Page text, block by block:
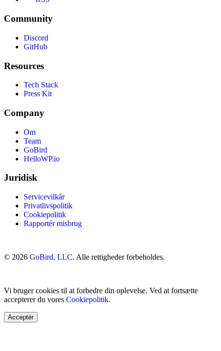
Community
Discord
GitHub
Resources
Tech Stack
Press Kit
Company
Om
Team
GoBird
HelloWP.io
Juridisk
Servicevilkår
Privatlivspolitik
Cookiepolitik
Rapportér misbrug
© 2026 GoBird, LLC. Alle rettigheder forbeholdes.
Vi bruger cookies til at forbedre din oplevelse. Ved at fortsætte
accepterer du vores Cookiepolitik.
Acceptér